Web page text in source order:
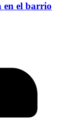
en el barrio